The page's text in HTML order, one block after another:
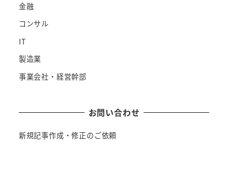
金融
コンサル
IT
製造業
事業会社・経営幹部
お問い合わせ
新規記事作成・修正のご依頼